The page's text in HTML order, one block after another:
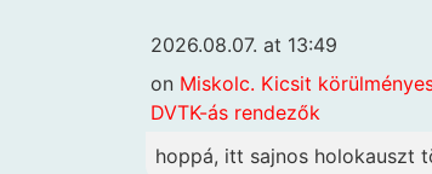
2026.08.07. at 13:49
on Miskolc. Kicsit
DVTK-ás rendezők
hoppá, itt sajnos holokauszt